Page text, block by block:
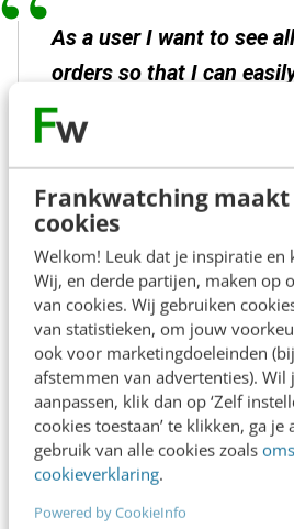
Frankwatching
cookies
Welkom! Leuk dat je inspiratie en
Wij, en derde partijen, maken op
van cookies. Wij gebruiken
van statistieken, om jouw
ook voor marketingdoeleinden
afstemmen van advertenties). Wil
aanpassen, klik dan op ‘Zelf
cookies toestaan’ te klikken, ga
gebruik van alle cookies zoals
cookieverklaring.
Powered by CookieInfo
As a userI want to see
orders so that I can
Het is belangrijk dat je met
werkt, omdat je dan veel
benefit voor ogen hebt.
duidelijk waarom we een
willen. Stories dwingen de
denken over waarom zij een
willen.
Het is goed om duidelijke
wanneer een story klaar is,